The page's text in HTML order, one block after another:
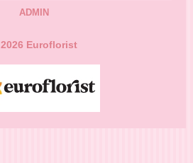
2026 Euroflorist
ADMIN